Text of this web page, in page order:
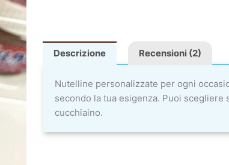
Descrizione Recensioni (2)
Nutelline personalizzate per ogni
secondo la tua esigenza. Puoi
cucchiaino.